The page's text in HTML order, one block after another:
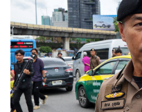
นี่คือแรงกระเพื่อมสำคัญข
เมื่อควบรวมกันจะมีขนาด
ลดลง อัตราการจ้างงานลด
เริงร่า) ซึ่งสิ่งนี้สะท้อนไปที่
Nissan ที่ภาพความเชื่อมั่
มาช่วย ขณะที่ Honda ผู้มา